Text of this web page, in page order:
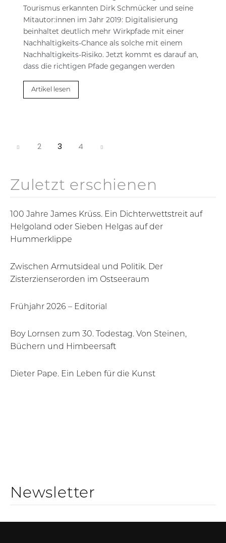
Tourismus erkannten Dirk Schmücker und seine
Mitautor:innen im Jahr 2019: Digitalisierung
beinhaltet deutlich mehr Wirkpfade mit einer
Nachhaltigkeits-Chance als solche mit einem
Nachhaltigkeits-Risiko. Jetzt kommt es darauf an,
dass die richtigen Pfade gegangen werden
Artikel lesen
2 3 4
Zuletzt erschienen
100 Jahre James Krüss. Ein Dichterwettstreit auf
Helgoland oder Sieben Helgas auf der
Hummerklippe
Zwischen Armutsideal und Politik. Der
Zisterzienserorden im Ostseeraum
Frühjahr 2026 – Editorial
Boy Lornsen zum 30. Todestag. Von Steinen,
Büchern und Himbeersaft
Dieter Pape. Ein Leben für die Kunst
Newsletter